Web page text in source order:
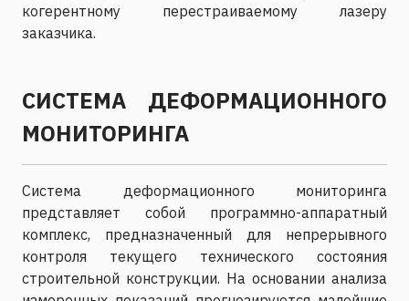
когерентному перестраиваемому лазеру
заказчика.
СИСТЕМА ДЕФОРМАЦИОННОГО
МОНИТОРИНГА
Система деформационного мониторинга
представляет собой программно-аппаратный
комплекс, предназначенный для непрерывного
контроля текущего технического состояния
строительной конструкции. На основании анализа